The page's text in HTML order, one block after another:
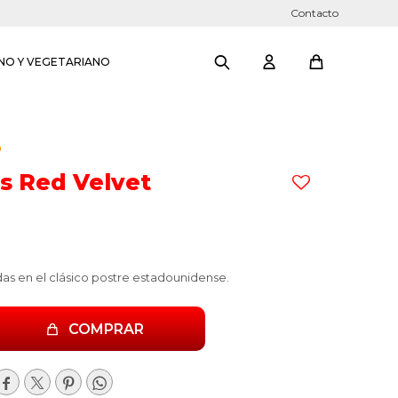
Y VEGETARIANO
Contacto
Red Velvet
en el clásico postre estadounidense.
COMPRAR
   